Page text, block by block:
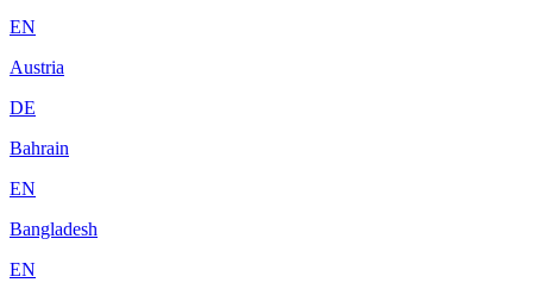
EN
Austria
DE
Bahrain
EN
Bangladesh
EN